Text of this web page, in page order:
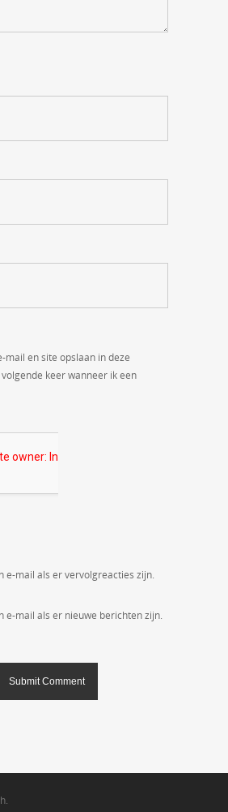
mail en site opslaan in deze
keer wanneer ik een
e-mail als er vervolgreacties zijn.
e-mail als er nieuwe berichten zijn.